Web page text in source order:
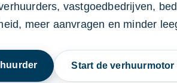
vastgoedbedrijven,
meer aanvragen en minder
Start de